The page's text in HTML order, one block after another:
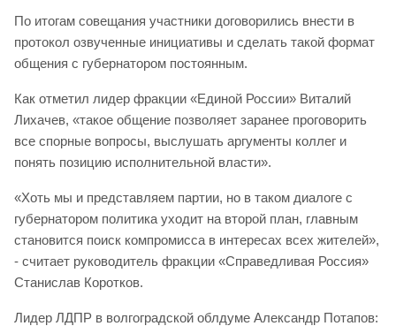
По итогам совещания участники договорились внести в
протокол озвученные инициативы и сделать такой формат
общения с губернатором постоянным.
Как отметил лидер фракции «Единой России» Виталий
Лихачев, «такое общение позволяет заранее проговорить
все спорные вопросы, выслушать аргументы коллег и
понять позицию исполнительной власти».
«Хоть мы и представляем партии, но в таком диалоге с
губернатором политика уходит на второй план, главным
становится поиск компромисса в интересах всех жителей»,
- считает руководитель фракции «Справедливая Россия»
Станислав Коротков.
Лидер ЛДПР в волгоградской облдуме Александр Потапов: